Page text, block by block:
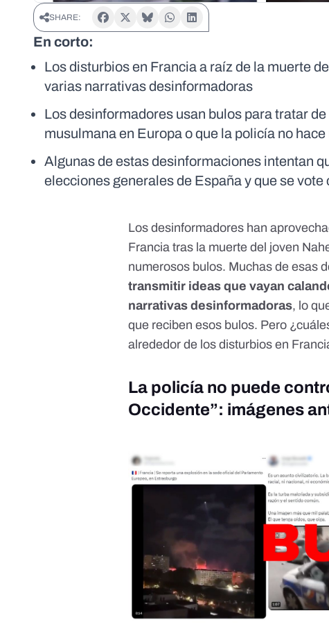
SHARE:
En corto:
Los disturbios en Francia a raíz de la muerte
varias narrativas desinformadoras
Los desinformadores usan bulos para tratar
musulmana en Europa o que la policía no
Algunas de estas desinformaciones intentan
elecciones generales de España y que se
Los desinformadores han
Francia tras la muerte del joven
numerosos bulos. Muchas de esas
transmitir ideas que vayan
narrativas desinformadoras, lo
que reciben esos bulos. Pero
alrededor de los disturbios en
La policía no puede
Occidente”: imágenes